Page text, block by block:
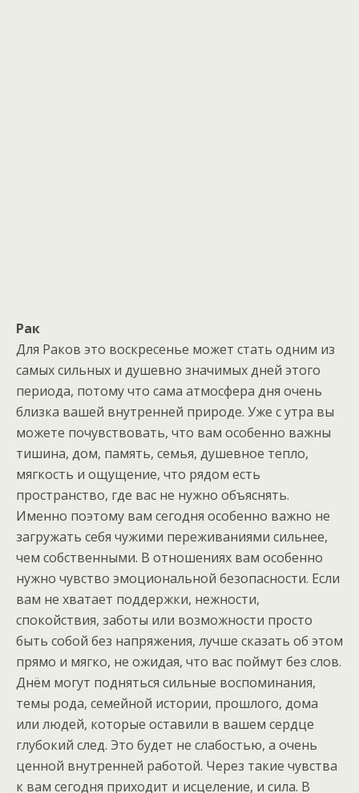
Рак
Для Раков это воскресенье может стать одним из
самых сильных и душевно значимых дней этого
периода, потому что сама атмосфера дня очень
близка вашей внутренней природе. Уже с утра вы
можете почувствовать, что вам особенно важны
тишина, дом, память, семья, душевное тепло,
мягкость и ощущение, что рядом есть
пространство, где вас не нужно объяснять.
Именно поэтому вам сегодня особенно важно не
загружать себя чужими переживаниями сильнее,
чем собственными. В отношениях вам особенно
нужно чувство эмоциональной безопасности. Если
вам не хватает поддержки, нежности,
спокойствия, заботы или возможности просто
быть собой без напряжения, лучше сказать об этом
прямо и мягко, не ожидая, что вас поймут без слов.
Днём могут подняться сильные воспоминания,
темы рода, семейной истории, прошлого, дома
или людей, которые оставили в вашем сердце
глубокий след. Это будет не слабостью, а очень
ценной внутренней работой. Через такие чувства
к вам сегодня приходит и исцеление, и сила. В